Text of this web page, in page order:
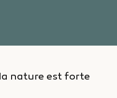
nature est forte